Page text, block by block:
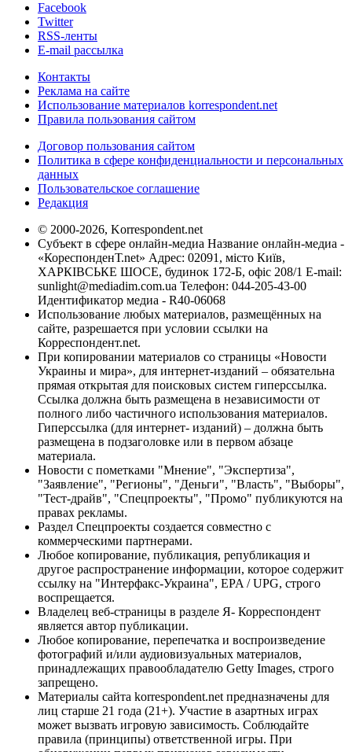
Facebook
Twitter
RSS-ленты
E-mail рассылка
Контакты
Реклама на сайте
Использование материалов korrespondent.net
Правила пользования сайтом
Договор пользования сайтом
Политика в сфере конфиденциальности и персональных
данных
Пользовательское соглашение
Редакция
© 2000-2026, Korrespondent.net
Субъект в сфере онлайн-медиа Название онлайн-медиа -
«КореспонденТ.net» Адрес: 02091, місто Київ,
ХАРКІВСЬКЕ ШОСЕ, будинок 172-Б, офіс 208/1 E-mail:
sunlight@mediadim.com.ua Телефон: 044-205-43-00
Идентификатор медиа - R40-06068
Использование любых материалов, размещённых на
сайте, разрешается при условии ссылки на
Корреспондент.net.
При копировании материалов со страницы «Новости
Украины и мира», для интернет-изданий – обязательна
прямая открытая для поисковых систем гиперссылка.
Ссылка должна быть размещена в независимости от
полного либо частичного использования материалов.
Гиперссылка (для интернет- изданий) – должна быть
размещена в подзаголовке или в первом абзаце
материала.
Новости с пометками "Мнение", "Экспертиза",
"Заявление", "Регионы", "Деньги", "Власть", "Выборы",
"Тест-драйв", "Спецпроекты", "Промо" публикуются на
правах рекламы.
Раздел Спецпроекты создается совместно с
коммерческими партнерами.
Любое копирование, публикация, републикация и
другое распространение информации, которое содержит
ссылку на "Интерфакс-Украина", EPA / UPG, строго
воспрещается.
Владелец веб-страницы в разделе Я- Корреспондент
является автор публикации.
Любое копирование, перепечатка и воспроизведение
фотографий и/или аудиовизуальных материалов,
принадлежащих правообладателю Getty Images, строго
запрещено.
Материалы сайта korrespondent.net предназначены для
лиц старше 21 года (21+). Участие в азартных играх
может вызвать игровую зависимость. Соблюдайте
правила (принципы) ответственной игры. При